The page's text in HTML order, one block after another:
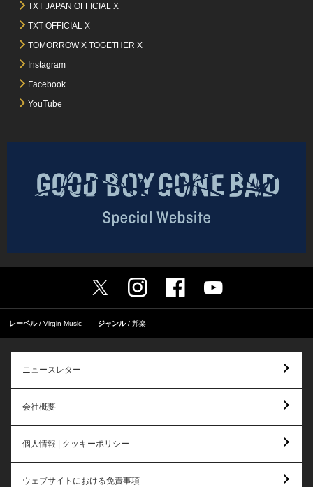
TXT JAPAN OFFICIAL X
TXT OFFICIAL X
TOMORROW X TOGETHER X
Instagram
Facebook
YouTube
レーベル Virgin Music ジャンル 邦楽
ニュースレター
会社概要
個人情報 | クッキーポリシー
ウェブサイトにおける免責事項